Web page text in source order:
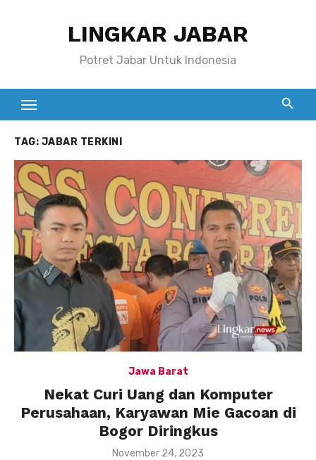
LINGKAR JABAR
Potret Jabar Untuk Indonesia
TAG: JABAR TERKINI
Jawa Barat
Nekat Curi Uang dan Komputer
Perusahaan, Karyawan Mie Gacoan di
Bogor Diringkus
Posted
November 24, 2023